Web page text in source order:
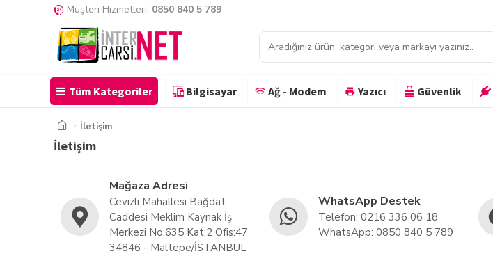
Müşteri Hizmetleri: 0850 840 5 789
Tüm Kategoriler Bilgisayar Ağ - Modem Yazıcı Güvenlik
İletişim
İletişim
Mağaza Adresi
Cevizli Mahallesi Bağdat
Caddesi Meklim Kaynak İş
Merkezi No:635 Kat:2 Ofis:47
34846 - Maltepe/İSTANBUL
WhatsApp Destek
Telefon: 0216 336 06 18
WhatsApp: 0850 840 5 789